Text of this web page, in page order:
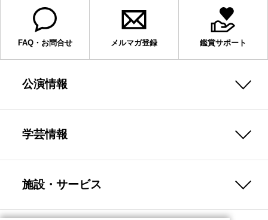
FAQ・お問合せ メルマガ登録 鑑賞サポート
公演情報
学芸情報
施設・サービス